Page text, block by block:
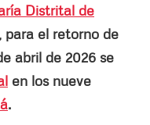
Distrital de
para el retorno de
abril de 2026 se
en los nueve
.